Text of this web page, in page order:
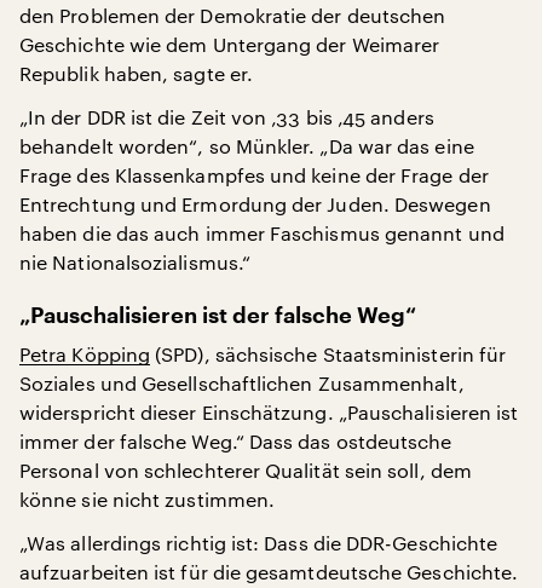
den Problemen der Demokratie der deutschen
Geschichte wie dem Untergang der Weimarer
Republik haben, sagte er.
„In der DDR ist die Zeit von ‚33 bis ‚45 anders
behandelt worden“, so Münkler. „Da war das eine
Frage des Klassenkampfes und keine der Frage der
Entrechtung und Ermordung der Juden. Deswegen
haben die das auch immer Faschismus genannt und
nie Nationalsozialismus.“
„Pauschalisieren ist der falsche Weg“
Petra Köpping (SPD), sächsische Staatsministerin für
Soziales und Gesellschaftlichen Zusammenhalt,
widerspricht dieser Einschätzung. „Pauschalisieren ist
immer der falsche Weg.“ Dass das ostdeutsche
Personal von schlechterer Qualität sein soll, dem
könne sie nicht zustimmen.
„Was allerdings richtig ist: Dass die DDR-Geschichte
aufzuarbeiten ist für die gesamtdeutsche Geschichte.